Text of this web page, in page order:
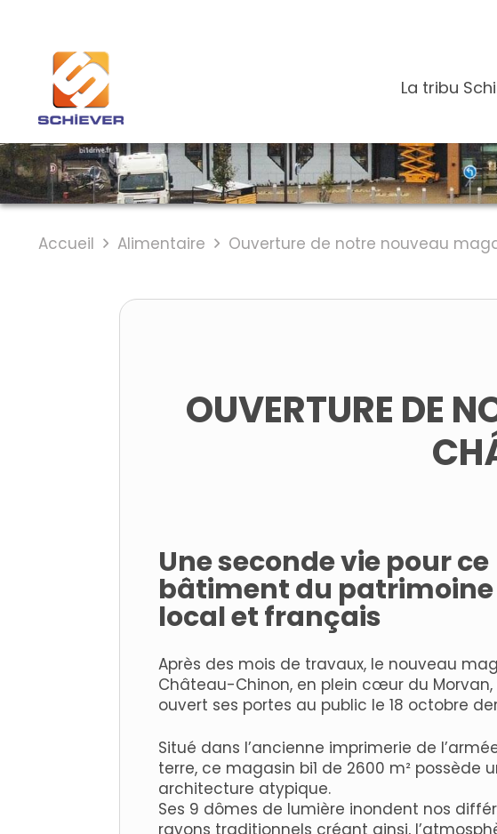
La tribu
Accueil Alimentaire Ouverture de notre nouveau
OUVERTURE DE
Une seconde vie pour ce
bâtiment du patrimoine
local et français
Après des mois de travaux, le nouveau
Château-Chinon, en plein cœur du Morvan,
ouvert ses portes au public le 18 octobre
Situé dans l’ancienne imprimerie de
terre, ce magasin bi1 de 2600 m² possède
architecture atypique.
Ses 9 dômes de lumière inondent nos